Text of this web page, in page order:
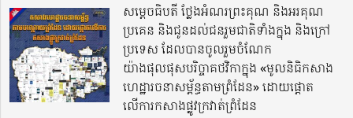
សម្តេចធិបតី ថ្លែងអំណរព្រះគុណ និងអរគុណ
ប្រគេន និងជូនដល់ជនរួមជាតិទាំងក្នុង​ និងក្រៅ
ប្រទេស​ ដែលបានចូលរួមចំណែក
យ៉ាងផុលផុសបរិច្ចាគថវិកាក្នុង «មូលនិធិកសាង
ហេដ្ឋារចនាសម្ព័ន្ធតាមព្រំដែន» ដោយផ្ដោត
លើការកសាងផ្លូវក្រវាត់ព្រំដែន